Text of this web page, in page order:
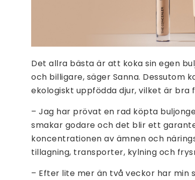
Det allra bästa är att koka sin egen
och billigare, säger Sanna. Dessutom
ekologiskt uppfödda djur, vilket är
– Jag har prövat en rad köpta
smakar godare och det blir ett
koncentrationen av ämnen och
tillagning, transporter, kylning och
– Efter lite mer än två veckor har min